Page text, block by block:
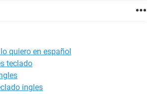
quiero en español
teclado
ingles